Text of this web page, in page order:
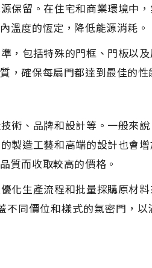
保留。在住宅和商業環境中
溫度的恆定，降低能源消耗。
，包括特殊的門框、門板以及
，確保每扇門都達到最佳的性
術、品牌和設計等。一般來
製造工藝和高端的設計也會
質而收取較高的價格。
化生產流程和批量採購原材
同價位和樣式的氣密門，以